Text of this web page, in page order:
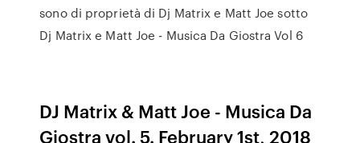
sono di proprietà di Dj Matrix e Matt Joe sotto
Dj Matrix e Matt Joe - Musica Da Giostra Vol 6
DJ Matrix & Matt Joe - Musica Da
Giostra vol. 5. February 1st, 2018